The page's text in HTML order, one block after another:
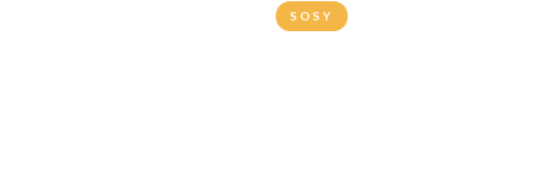
SOSY